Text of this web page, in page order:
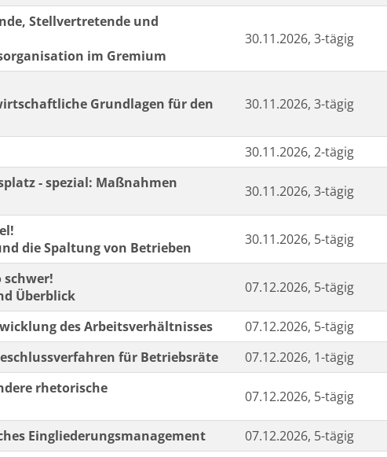
Stellvertretende und
im Gremium
30.11.2026, 3-tägig
Grundlagen für den
30.11.2026, 3-tägig
30.11.2026, 2-tägig
- spezial: Maßnahmen
30.11.2026, 3-tägig
die Spaltung von Betrieben
30.11.2026, 5-tägig
schwer!
Überblick
07.12.2026, 5-tägig
des Arbeitsverhältnisses 07.12.2026, 5-tägig
für Betriebsräte
07.12.2026, 1-tägig
rhetorische
07.12.2026, 5-tägig
Eingliederungsmanagement 07.12.2026, 5-tägig